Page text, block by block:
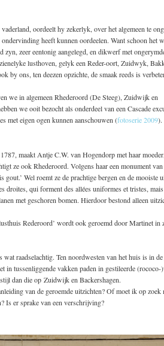
oordeelt hy zekerlyk, over het algemeen te
heeft kunnen oordeelen. Want schoon het
zyn, zeer eentonig aangelegd, en dikwerf met
lusthoven, gelyk een Reder-oort, Zuidwyk,
by ons, ten deezen opzichte, de smaak reeds is
we in algemeen Rhederoord (De Steeg), Zuidwijk en
we ooit bezocht als onderdeel van een Cascade
met eigen ogen kunnen aanschouwen (fotoserie 2009).
maakt Antje C.W. van Hogendorp met haar
ze ook Rhederoord. Volgens haar een monument
gout.’ Wel roemt ze de prachtige bergen en de mooiste
droites, qui forment des allées uniformes et tristes, mais
met geschoren bomen. Hierdoor bestond alleen
Rederoord’ wordt ook geroemd door Martinet in
raadselachtig. Ten noordwesten van het huis is in
in tussenliggende vakken paden in gestileerde (rococo-
dan die op Zuidwijk en Backershagen.
van de geroemde uitzichten? Of moet ik op zoek
Is er sprake van een verschrijving?